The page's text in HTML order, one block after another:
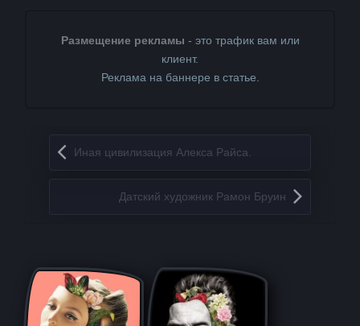
Размещение рекламы - это трафик вам или
клиент.
Реклама на баннере в статье.
Запись навигация
Иная цивилизация Алекса Райса.
Датский художник Рамон Бруин